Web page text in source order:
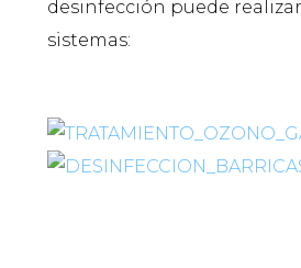
desinfección puede
sistemas: